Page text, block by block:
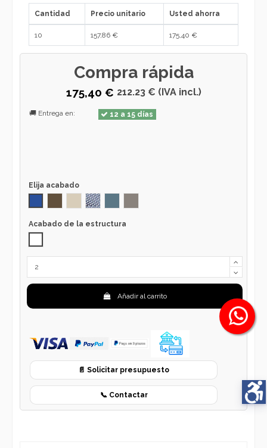
Elija acabado
TRUFA CHOCOLATE 1032
CRUDO 1032
jeans 1032
Acabado de la estructura
Añadir al carrito
Cantidad Precio unitario Usted ahorra
10 157,86 € 175,40 €
Compra rápida
175,40 € 212.23 € (IVA incl.)
🚚 Entrega en: 12 a 15 días
📄 Solicitar presupuesto
📞 Contactar